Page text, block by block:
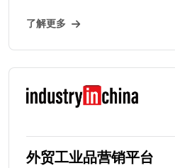
了解更多
外贸工业品营销平台